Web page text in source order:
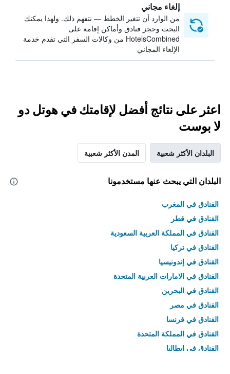
إلغاء مجاني
من الوارد أن تتغير الخطط — نتفهم ذلك. ولهذا يمكنك
البحث وحجز فنادق وأماكن إقامة على
HotelsCombined من وكالات السفر التي تقدم خدمة
الإلغاء المجاني
اعثر على نتائج أفضل لإقامتك في هوتل دو
لا بوست
البلدان الأكثر شعبية المدن الأكثر شعبية
البلدان التي يبحث عنها مستخدمونا
الفنادق في المغرب
الفنادق في قطر
الفنادق في المملكة العربية السعودية
الفنادق في تركيا
الفنادق في إندونيسيا
الفنادق في الامارات العربية المتحدة
الفنادق في البحرين
الفنادق في مصر
الفنادق في فرنسا
الفنادق في المملكة المتحدة
الفنادق في إيطاليا